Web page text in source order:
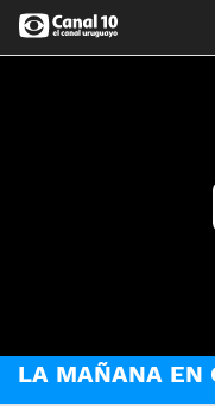
LA MAÑANA EN